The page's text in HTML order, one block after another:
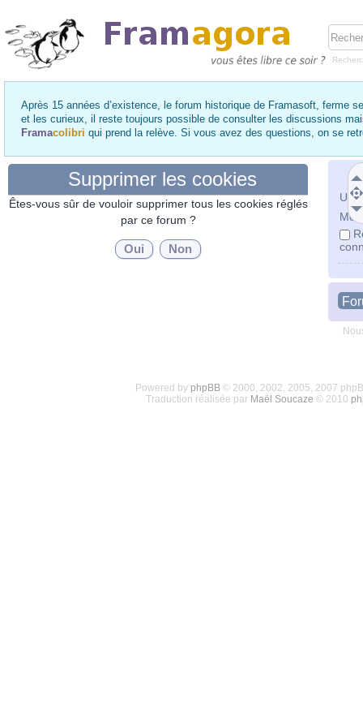
Après 15 années d’existence, le forum historique de Framasoft, ferme
et les curieux, il reste toujours possible de consulter les discussions
Framacolibri qui prend la relève. Si vous avez des questions, on se
Mot
Supprimer les cookies
Êtes-vous sûr de vouloir supprimer tous les cookies réglés
par ce forum ?
Powered by phpBB© 2000, 2002, 2005, 2007
Traduction réalisée par Maël Soucaze © 2010